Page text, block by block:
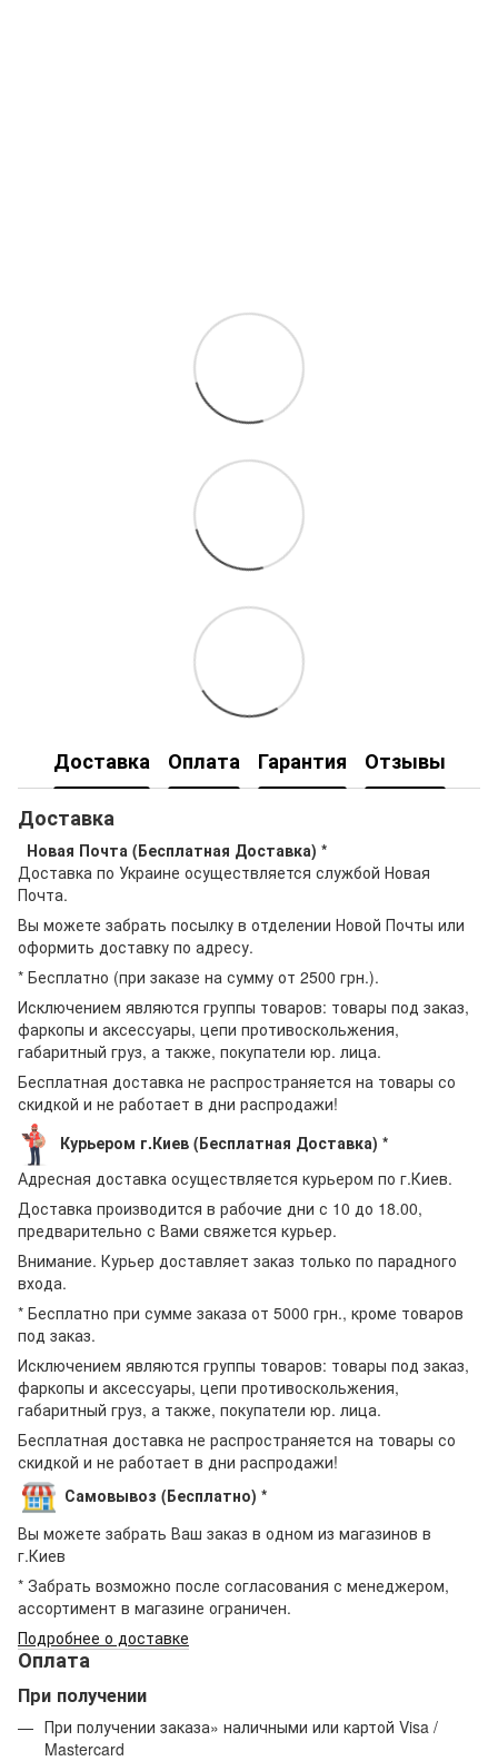
Доставка Оплата Гарантия
Отзывы
Доставка
Новая Почта (Бесплатная Доставка) *
Доставка по Украине осуществляется службой Новая
Почта.
Вы можете забрать посылку в отделении Новой Почты или
оформить доставку по адресу.
* Бесплатно (при заказе на сумму от 2500 грн.).
Исключением являются группы товаров: товары под заказ,
фаркопы и аксессуары, цепи противоскольжения,
габаритный груз, а также, покупатели юр. лица.
Бесплатная доставка не распространяется на товары со
скидкой и не работает в дни распродажи!
Курьером г.Киев (Бесплатная Доставка) *
Адресная доставка осуществляется курьером по г.Киев.
Доставка производится в рабочие дни с 10 до 18.00,
предварительно с Вами свяжется курьер.
Внимание. Курьер доставляет заказ только по парадного
входа.
* Бесплатно при сумме заказа от 5000 грн., кроме товаров
под заказ.
Исключением являются группы товаров: товары под заказ,
фаркопы и аксессуары, цепи противоскольжения,
габаритный груз, а также, покупатели юр. лица.
Бесплатная доставка не распространяется на товары со
скидкой и не работает в дни распродажи!
Самовывоз (Бесплатно) *
Вы можете забрать Ваш заказ в одном из магазинов в
г.Киев
* Забрать возможно после согласования с менеджером,
ассортимент в магазине ограничен.
Подробнее о доставке
Оплата
При получении
При получении заказа» наличными или картой Visa /
Mastercard